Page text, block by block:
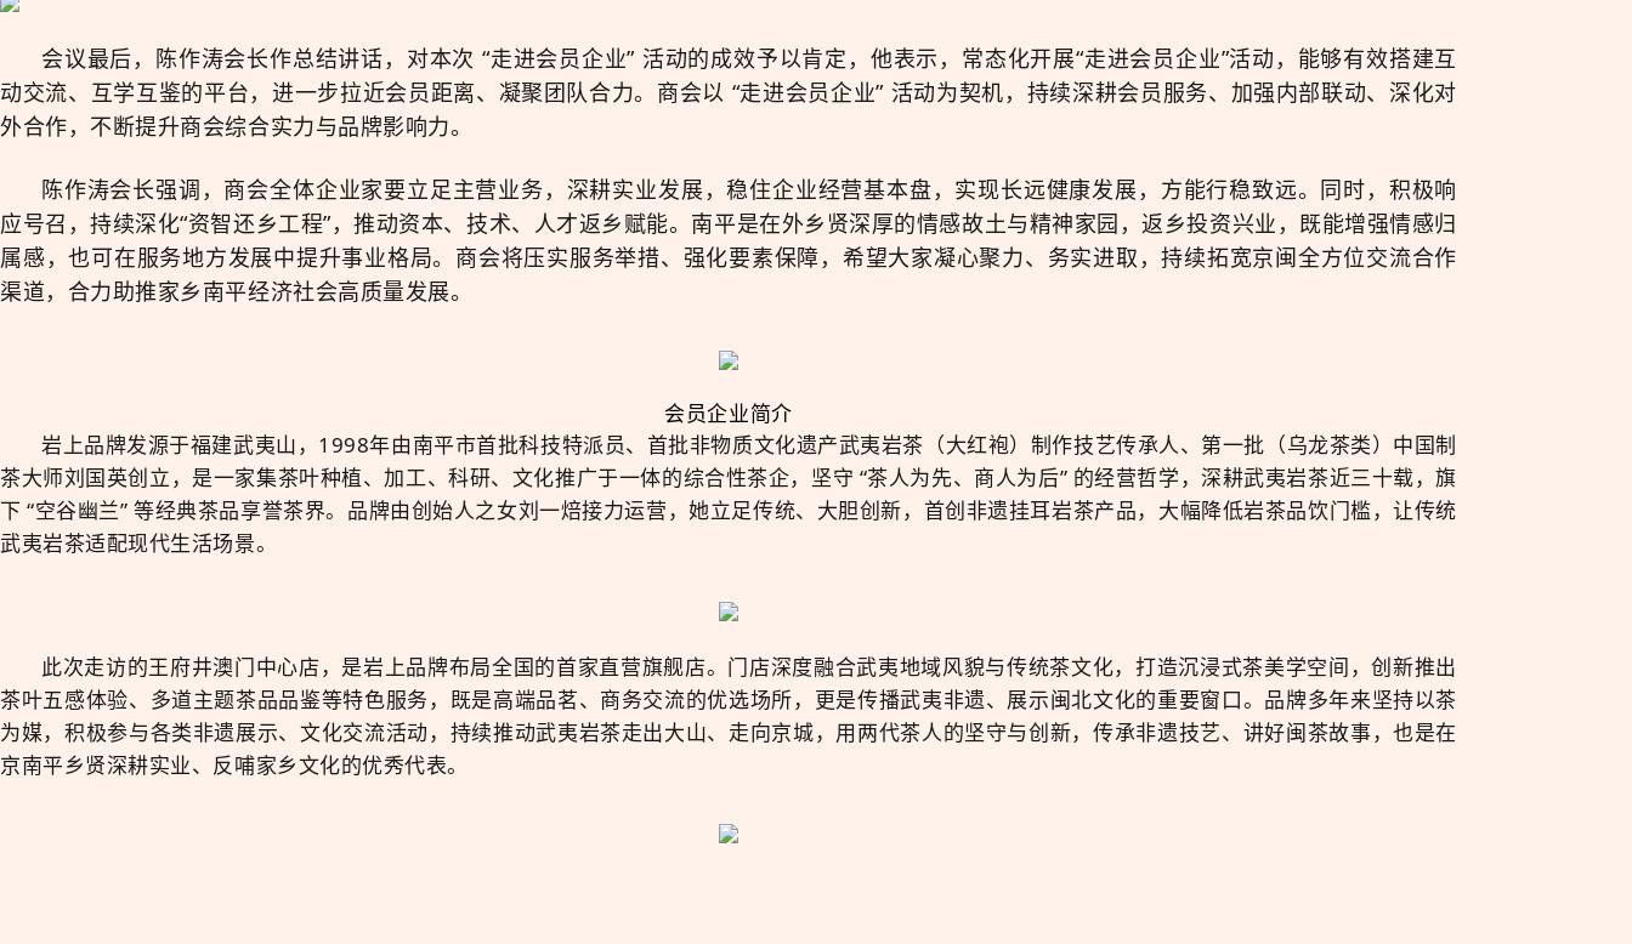
会议最后，陈作涛会长作总结讲话，对本次 “走进会员企业” 活动的成效予以肯定，他表示，常态化开展“走进会员企业”活动，能够有效搭建互
动交流、互学互鉴的平台，进一步拉近会员距离、凝聚团队合力。商会以 “走进会员企业” 活动为契机，持续深耕会员服务、加强内部联动、深化对
外合作，不断提升商会综合实力与品牌影响力。
陈作涛会长强调，商会全体企业家要立足主营业务，深耕实业发展，稳住企业经营基本盘，实现长远健康发展，方能行稳致远。同时，积极响
应号召，持续深化“资智还乡工程”，推动资本、技术、人才返乡赋能。南平是在外乡贤深厚的情感故土与精神家园，返乡投资兴业，既能增强情感归
属感，也可在服务地方发展中提升事业格局。商会将压实服务举措、强化要素保障，希望大家凝心聚力、务实进取，持续拓宽京闽全方位交流合作
渠道，合力助推家乡南平经济社会高质量发展。
会员企业简介
岩上品牌发源于福建武夷山，1998年由南平市首批科技特派员、首批非物质文化遗产武夷岩茶（大红袍）制作技艺传承人、第一批（乌龙茶类）中国制
茶大师刘国英创立，是一家集茶叶种植、加工、科研、文化推广于一体的综合性茶企，坚守 “茶人为先、商人为后” 的经营哲学，深耕武夷岩茶近三十载，旗
下 “空谷幽兰” 等经典茶品享誉茶界。品牌由创始人之女刘一焙接力运营，她立足传统、大胆创新，首创非遗挂耳岩茶产品，大幅降低岩茶品饮门槛，让传统
武夷岩茶适配现代生活场景。
此次走访的王府井澳门中心店，是岩上品牌布局全国的首家直营旗舰店。门店深度融合武夷地域风貌与传统茶文化，打造沉浸式茶美学空间，创新推出
茶叶五感体验、多道主题茶品品鉴等特色服务，既是高端品茗、商务交流的优选场所，更是传播武夷非遗、展示闽北文化的重要窗口。品牌多年来坚持以茶
为媒，积极参与各类非遗展示、文化交流活动，持续推动武夷岩茶走出大山、走向京城，用两代茶人的坚守与创新，传承非遗技艺、讲好闽茶故事，也是在
京南平乡贤深耕实业、反哺家乡文化的优秀代表。